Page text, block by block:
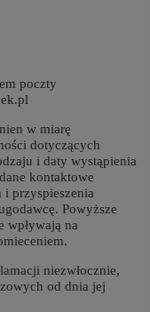
poczty
w miarę
dotyczących
i daty wystąpienia
kontaktowe
i przyspieszenia
Powyższe
wpływają na
niezwłocznie,
od dnia jej